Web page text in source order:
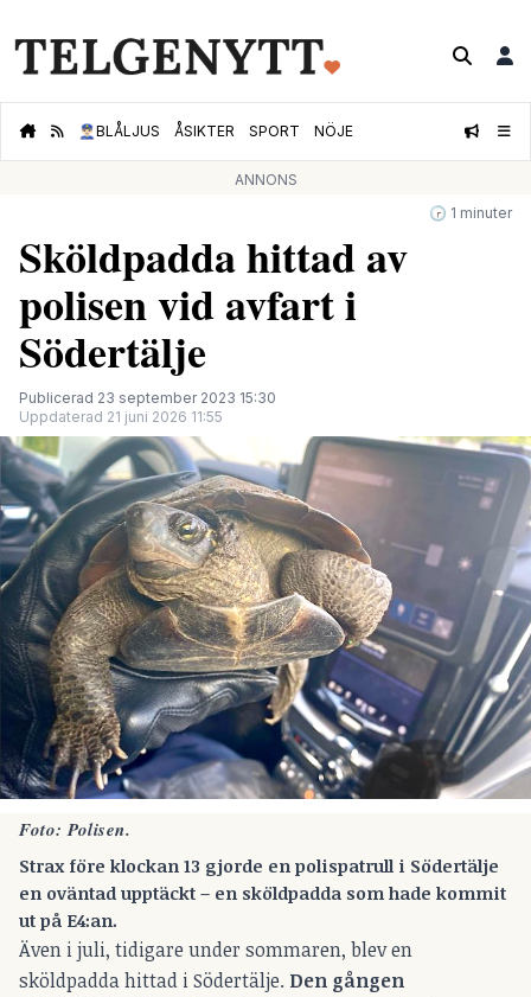
👮🏻‍♂️BLÅLJUS ÅSIKTER SPORT NÖJE
ANNONS
🕝 1 minuter
Sköldpadda hittad av
polisen vid avfart i
Södertälje
Publicerad 23 september 2023 15:30
Uppdaterad 21 juni 2026 11:55
Foto: Polisen.
Strax före klockan 13 gjorde en polispatrull i Södertälje
en oväntad upptäckt – en sköldpadda som hade kommit
ut på E4:an.
Även i juli, tidigare under sommaren, blev en
sköldpadda hittad i Södertälje. Den gången